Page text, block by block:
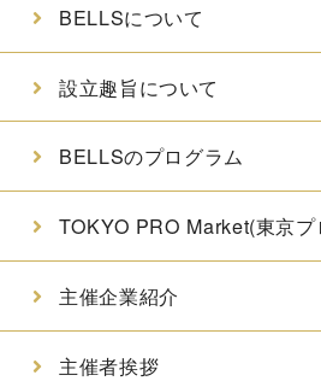
BELLSについて
設立趣旨について
BELLSのプログラム
TOKYO PRO Market(東京
主催企業紹介
主催者挨拶